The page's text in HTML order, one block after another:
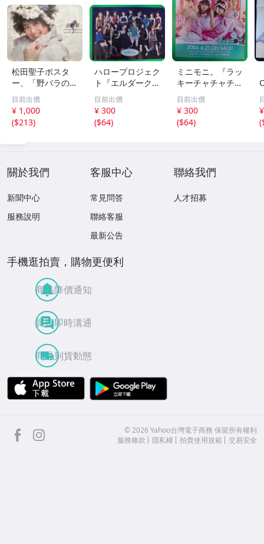
松田聖子ポスタ
ー、「野バラのエ
チュード」「SUP
REME」の2枚
目前出價
¥ 1,000
($213)
ハロープロジェク
ト『エルダークラ
ブ』ポスター
目前出價
¥ 300
($64)
ミニモニ。『ラッ
キーチャチャチ
ャ！』ポスター
目前出價
¥ 300
($64)
(
關於我們
新聞中心
服務說明
客服中心
常見問答
聯絡客服
最新公告
聯絡我們
人才招募
手機逛拍賣，購物更便利
商品降價通知
買賣即時溝通
商品到貨動態
APP Store
facebook ©2026 Yahoo台灣電子商務 保留所有權利
服務條款
隱私權 拍賣使用規範 交易安全